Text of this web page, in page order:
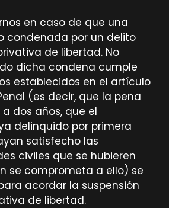
en caso de que una
condenada por un delito
de libertad. No
dicha condena cumple
establecidos en el artículo
(es decir, que la pena
dos años, que el
delinquido por primera
satisfecho las
civiles que se hubieren
se comprometa a ello) se
acordar la suspensión
de libertad.